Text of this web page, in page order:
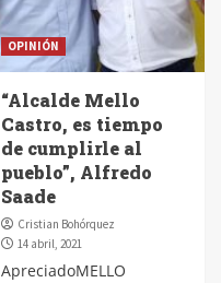
OPINIÓN
“Alcalde Mello
Castro, es tiempo
de cumplirle al
pueblo”, Alfredo
Saade
Cristian Bohórquez
14 abril, 2021
ApreciadoMELLO